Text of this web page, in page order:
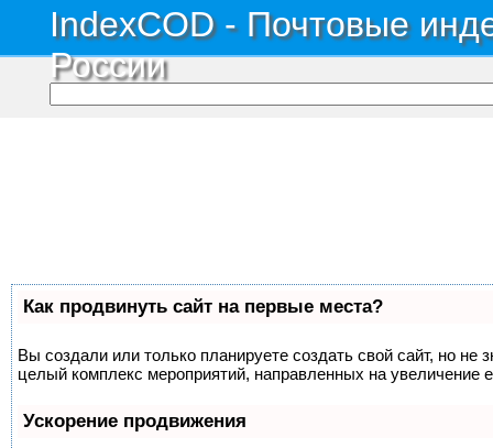
IndexCOD - Почтовые
России
Как продвинуть сайт на первые места?
Вы создали или только планируете создать свой сайт, но не
целый комплекс мероприятий, направленных на увеличение
Ускорение продвижения